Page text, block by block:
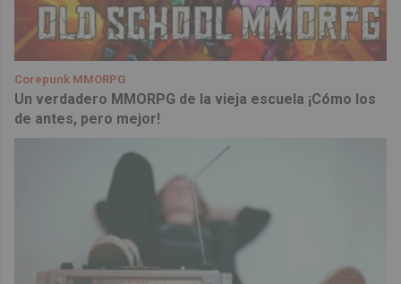
Corepunk MMORPG
Un verdadero MMORPG de la vieja escuela ¡Cómo los
de antes, pero mejor!